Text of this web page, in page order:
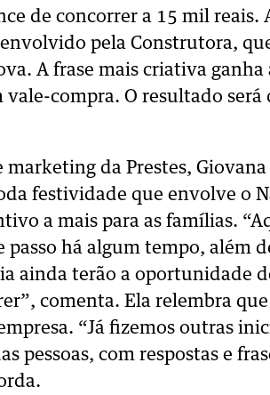
de concorrer a 15 mil reais.
pela Construtora,
A frase mais criativa ganha
vale-compra. O resultado
marketing da Prestes,
festividade que envolve o
a mais para as famílias.
passo há algum tempo, além
ainda terão a oportunidade
comenta. Ela relembra
“Já fizemos outras
pessoas, com respostas e